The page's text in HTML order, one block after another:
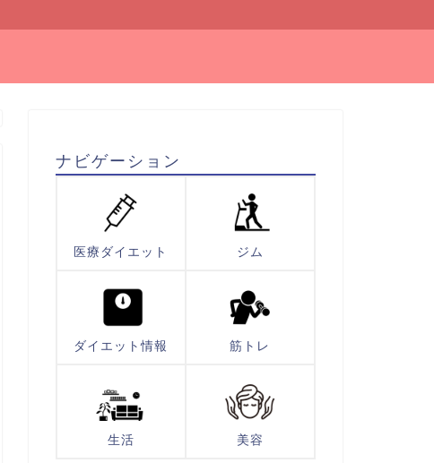
ナビゲーション
医療ダイエット ジム
ダイエット情報 筋トレ
生活 美容